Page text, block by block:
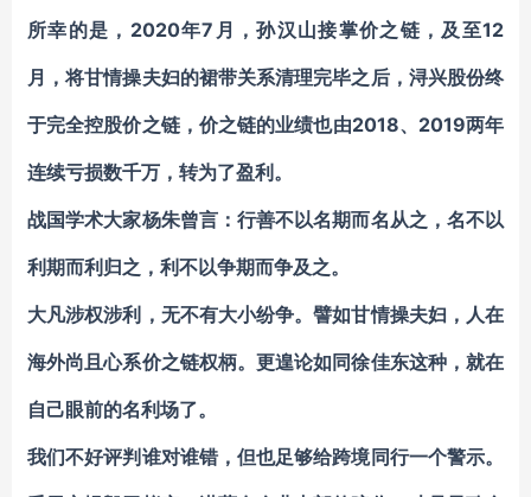
所幸的是，2020年7月，孙汉山接掌价之链，及至12
月，将甘情操夫妇的裙带关系清理完毕之后，浔兴股份终
于完全控股价之链，价之链的业绩也由2018、2019两年
连续亏损数千万，转为了盈利。
战国学术大家杨朱曾言：行善不以名期而名从之，名不以
利期而利归之，利不以争期而争及之。
大凡涉权涉利，无不有大小纷争。譬如甘情操夫妇，人在
海外尚且心系价之链权柄。更遑论如同徐佳东这种，就在
自己眼前的名利场了。
我们不好评判谁对谁错，但也足够给跨境同行一个警示。